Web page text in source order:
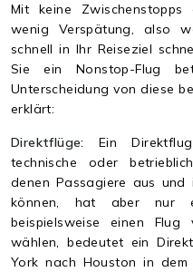
Mit keine Zwischenstopps
wenig Verspätung, also
schnell in Ihr Reiseziel
Sie ein Nonstop-Flug
Unterscheidung von diese
erklärt:
Direktflüge: Ein
technische oder
denen Passagiere aus und
können, hat aber nur
beispielsweise einen
wählen, bedeutet ein
York nach Houston in dem